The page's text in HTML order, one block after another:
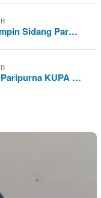
Sidang Par…
KUPA …